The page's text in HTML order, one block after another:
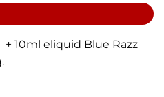
+ 10ml eliquid Blue Razz